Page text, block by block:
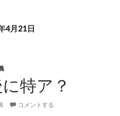
4月21日
特ア？
コメントする